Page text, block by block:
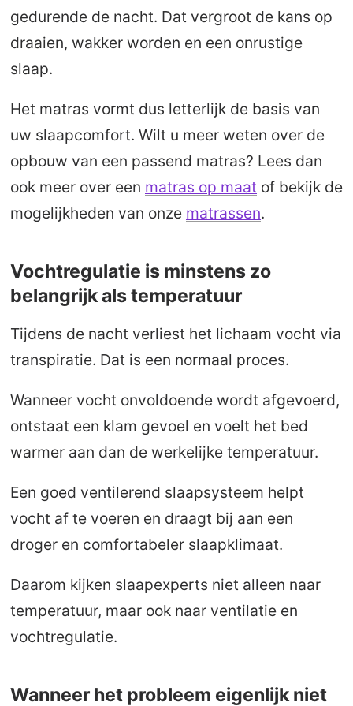
gedurende de nacht. Dat vergroot de kans op
draaien, wakker worden en een onrustige
slaap.
Het matras vormt dus letterlijk de basis van
uw slaapcomfort. Wilt u meer weten over de
opbouw van een passend matras? Lees dan
ook meer over een matras op maat of bekijk de
mogelijkheden van onze matrassen.
Vochtregulatie is minstens zo
belangrijk als temperatuur
Tijdens de nacht verliest het lichaam vocht via
transpiratie. Dat is een normaal proces.
Wanneer vocht onvoldoende wordt afgevoerd,
ontstaat een klam gevoel en voelt het bed
warmer aan dan de werkelijke temperatuur.
Een goed ventilerend slaapsysteem helpt
vocht af te voeren en draagt bij aan een
droger en comfortabeler slaapklimaat.
Daarom kijken slaapexperts niet alleen naar
temperatuur, maar ook naar ventilatie en
vochtregulatie.
Wanneer het probleem eigenlijk niet